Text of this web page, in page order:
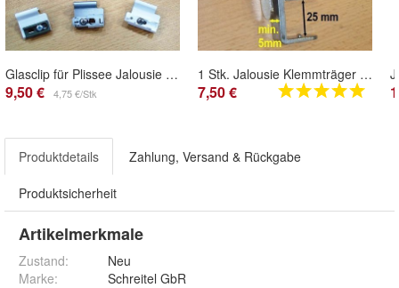
Glasclip für Plissee Jalousie Rollo Faltstores Faltrollo Montage ohne zu bohren
9,50 € 4,75 €/Stk
1 Stk. Jalousie Klemmträger U-Profil zur Montage ohne Bohren
7,50 €
Produktdetails Zahlung, Versand & Rückgabe
Produktsicherheit
Artikelmerkmale
Zustand:
Neu
Marke:
Schreitel GbR